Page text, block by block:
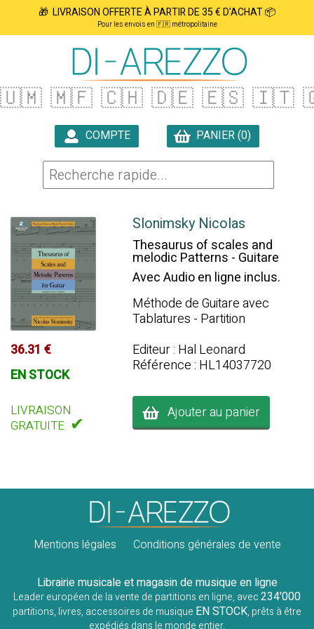
🎁 LIVRAISON OFFERTE À PARTIR DE 35 € D'ACHAT 📦
Pour les envois en 🇫🇷 métropolitaine
🇺🇲 🇲🇫 🇨🇭 🇩🇪 🇪🇸 🇮🇹
COMPTE
PANIER (0)
36.31 €
EN STOCK
LIVRAISON
GRATUITE ✔
Slonimsky Nicolas
Thesaurus of scales and
melodic Patterns - Guitare
Avec Audio en ligne inclus.
Méthode de Guitare avec
Tablatures - Partition
Editeur : Hal Leonard
Référence : HL14037720
Ajouter au panier
Mentions légales Conditions générales de vente
Librairie musicale et magasin de musique en ligne
Leader européen de la vente de partitions en ligne, avec234'000
partitions, livres, accessoires de musique EN STOCK, prêts à être
expédiés dans le monde entier.